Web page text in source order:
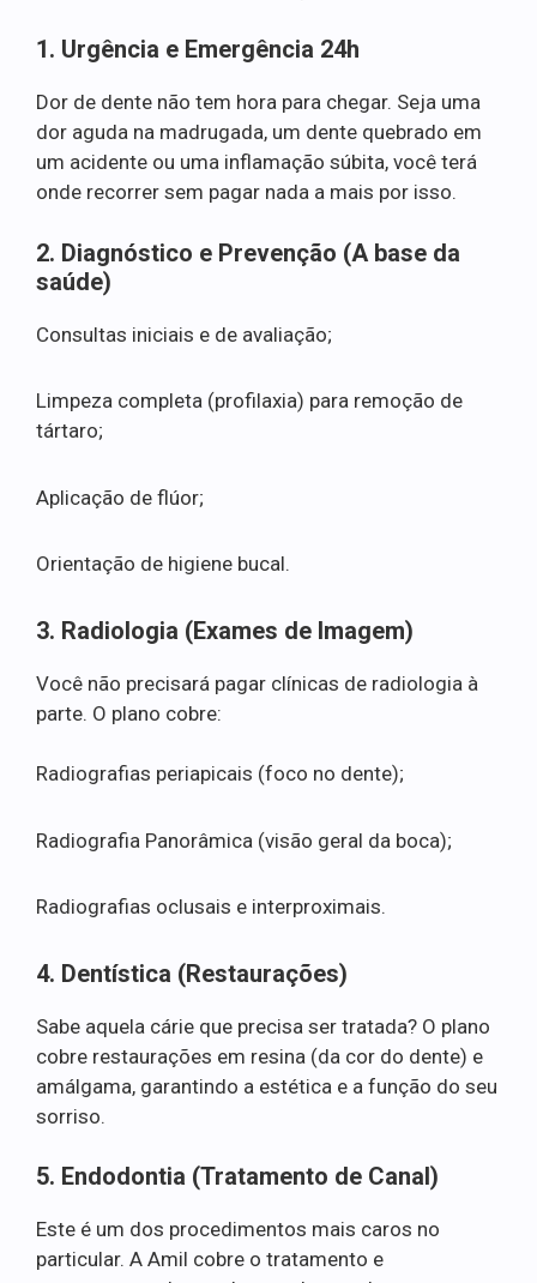
1. Urgência e Emergência 24h
Dor de dente não tem hora para chegar. Seja uma
dor aguda na madrugada, um dente quebrado em
um acidente ou uma inflamação súbita, você terá
onde recorrer sem pagar nada a mais por isso.
2. Diagnóstico e Prevenção (A base da
saúde)
Consultas iniciais e de avaliação;
Limpeza completa (profilaxia) para remoção de
tártaro;
Aplicação de flúor;
Orientação de higiene bucal.
3. Radiologia (Exames de Imagem)
Você não precisará pagar clínicas de radiologia à
parte. O plano cobre:
Radiografias periapicais (foco no dente);
Radiografia Panorâmica (visão geral da boca);
Radiografias oclusais e interproximais.
4. Dentística (Restaurações)
Sabe aquela cárie que precisa ser tratada? O plano
cobre restaurações em resina (da cor do dente) e
amálgama, garantindo a estética e a função do seu
sorriso.
5. Endodontia (Tratamento de Canal)
Este é um dos procedimentos mais caros no
particular. A Amil cobre o tratamento e